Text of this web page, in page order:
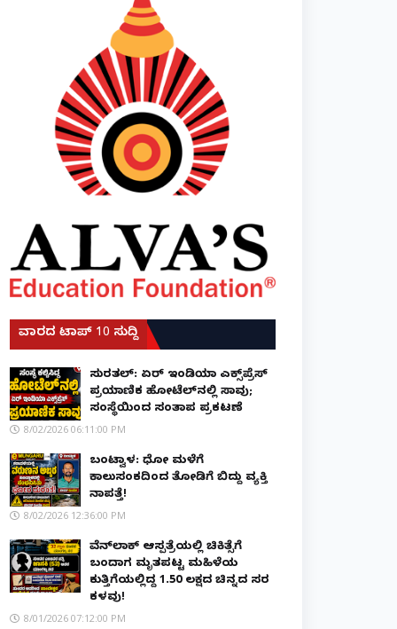
ವಾರದ ಟಾಪ್ 10 ಸುದ್ದಿ
ಸುರತ್ಕಲ್: ಏರ್ ಇಂಡಿಯಾ ಎಕ್ಸ್‌ಪ್ರೆಸ್
ಪ್ರಯಾಣಿಕ ಹೋಟೆಲ್‌ನಲ್ಲಿ ಸಾವು;
ಸಂಸ್ಥೆಯಿಂದ ಸಂತಾಪ ಪ್ರಕಟಣೆ
8/02/2026 06:11:00 PM
ಬಂಟ್ವಾಳ: ಧೋ ಮಳೆಗೆ
ಕಾಲುಸಂಕದಿಂದ ತೋಡಿಗೆ ಬಿದ್ದು ವ್ಯಕ್ತಿ
ನಾಪತ್ತೆ!
8/02/2026 12:36:00 PM
ವೆನ್‌ಲಾಕ್ ಆಸ್ಪತ್ರೆಯಲ್ಲಿ ಚಿಕಿತ್ಸೆಗೆ
ಬಂದಾಗ ಮೃತಪಟ್ಟ ಮಹಿಳೆಯ
ಕುತ್ತಿಗೆಯಲ್ಲಿದ್ದ ₹1.50 ಲಕ್ಷದ ಚಿನ್ನದ ಸರ
ಕಳವು!
8/01/2026 07:12:00 PM